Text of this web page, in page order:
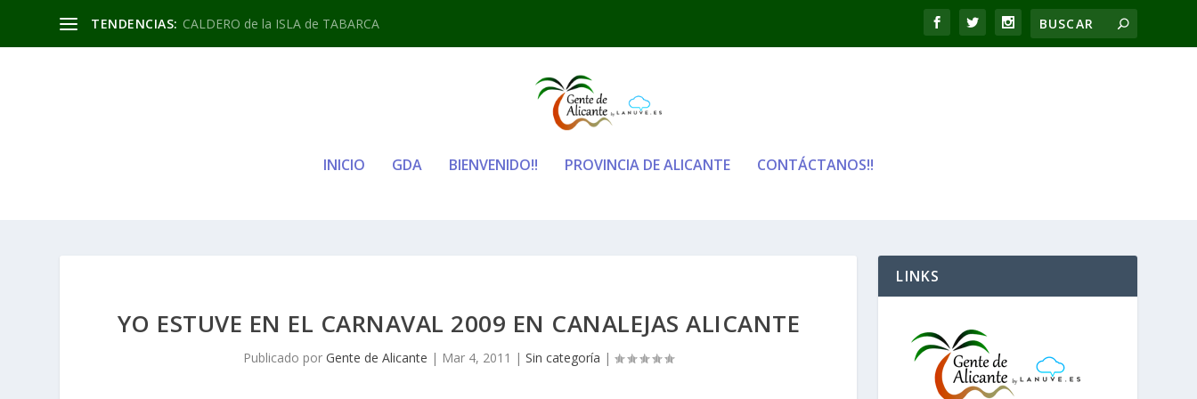
TENDENCIAS: CALDERO de la ISLA de TABARCA
INICIO GDA BIENVENIDO!! PROVINCIA DE ALICANTE CONTÁCTANOS!!
YO ESTUVE EN EL CARNAVAL 2009 EN CANALEJAS ALICANTE
Publicado porGente de Alicante | Mar 4, 2011 |Sin categoría |
LINKS